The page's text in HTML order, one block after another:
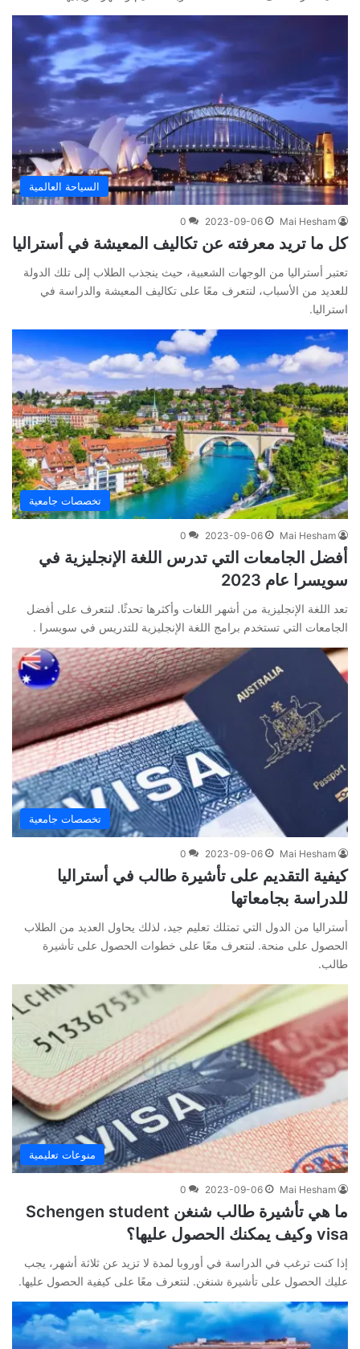
السياحة العالمية
Mai Hesham
2023-09-06
0
كل ما تريد معرفته عن تكاليف المعيشة في أستراليا
تعتبر أستراليا من الوجهات الشعبية، حيث ينجذب الطلاب إلى تلك الدولة
للعديد من الأسباب، لنتعرف معًا على تكاليف المعيشة والدراسة في
استراليا.
تخصصات جامعية
Mai Hesham
2023-09-06
0
أفضل الجامعات التي تدرس اللغة الإنجليزية في
سويسرا عام 2023
تعد اللغة الإنجليزية من أشهر اللغات وأكثرها تحدثًا. لنتعرف على أفضل
الجامعات التي تستخدم برامج اللغة الإنجليزية للتدريس في سويسرا .
تخصصات جامعية
Mai Hesham
2023-09-06
0
كيفية التقديم على تأشيرة طالب في أستراليا
للدراسة بجامعاتها
أستراليا من الدول التي تمتلك تعليم جيد، لذلك يحاول العديد من الطلاب
الحصول على منحة. لنتعرف معًا على خطوات الحصول على تأشيرة
طالب.
منوعات تعليمية
Mai Hesham
2023-09-06
0
ما هي تأشيرة طالب شنغن Schengen student
visa وكيف يمكنك الحصول عليها؟
إذا كنت ترغب في الدراسة في أوروبا لمدة لا تزيد عن ثلاثة أشهر، يجب
عليك الحصول على تأشيرة شنغن. لنتعرف معًا على كيفية الحصول عليها.